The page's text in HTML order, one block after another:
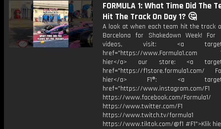
FORMULA 1: What Time Did The
Hit The Track On Day 1? 🤔
A look at when each team hit the track
Barcelona for Shakedown Week! For
videos, visit: <a
href="https://www.Formula1.com
hier</a> our store: <a
href="https://f1store.formula1.com/
hier</a> F1®: <a
href="https://www.instagram.com/F1
https://www.facebook.com/Formula1/
https://www.twitter.com/F1
https://www.twitch.tv/formula1
https://www.tiktok.com/@f1 #F1">Klik